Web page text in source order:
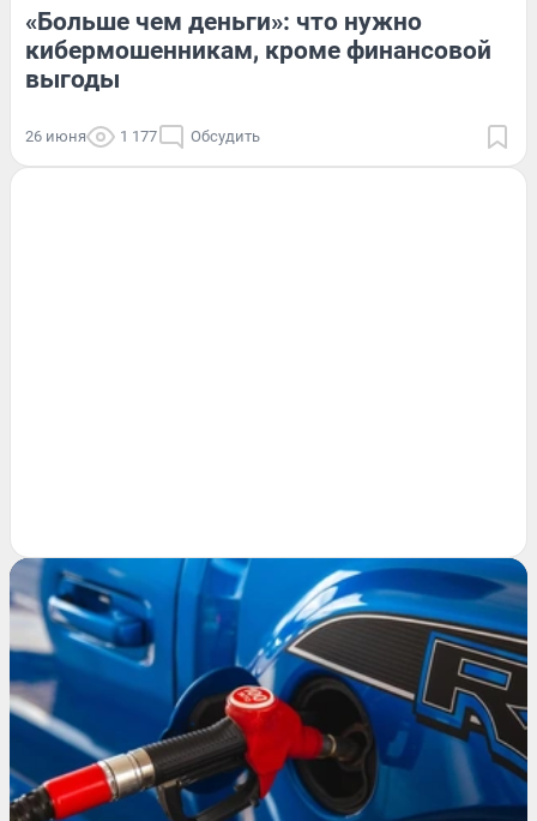
«Больше чем деньги»: что нужно
кибермошенникам, кроме финансовой
выгоды
26 июня 1 177 Обсудить